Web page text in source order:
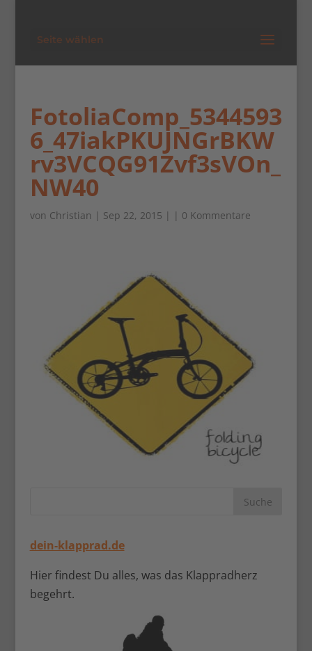
Seite wählen
FotoliaComp_5344593
6_47iakPKUJNGrBKW
rv3VCQG91Zvf3sVOn_
NW40
von Christian | Sep 22, 2015 | | 0 Kommentare
dein-klapprad.de
Hier findest Du alles, was das Klappradherz
begehrt.